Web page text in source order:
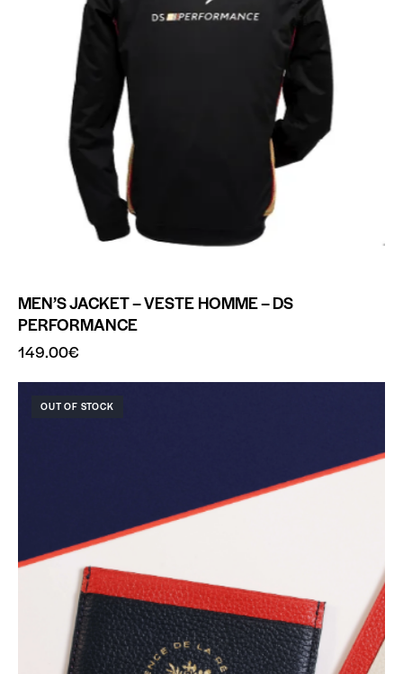
MEN’S JACKET – VESTE HOMME – DS
PERFORMANCE
149.00€
OUT OF STOCK